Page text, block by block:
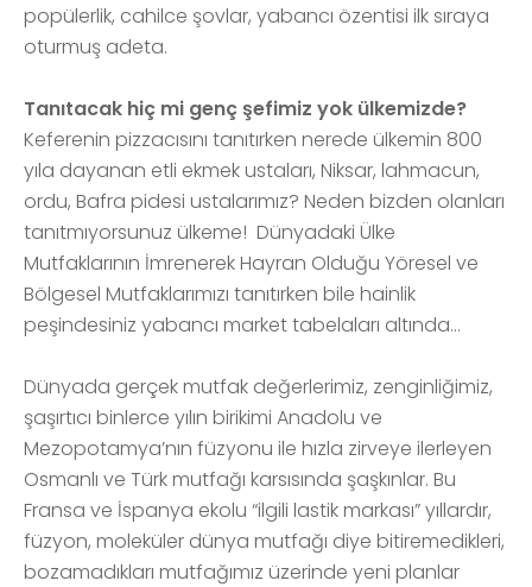
popülerlik, cahilce şovlar, yabancı özentisi ilk sıraya
oturmuş adeta.
Tanıtacak hiç mi genç şefimiz yok ülkemizde?
Keferenin pizzacısını tanıtırken nerede ülkemin 800
yıla dayanan etli ekmek ustaları, Niksar, lahmacun,
ordu, Bafra pidesi ustalarımız? Neden bizden olanları
tanıtmıyorsunuz ülkeme! Dünyadaki Ülke
Mutfaklarının İmrenerek Hayran Olduğu Yöresel ve
Bölgesel Mutfaklarımızı tanıtırken bile hainlik
peşindesiniz yabancı market tabelaları altında...
Dünyada gerçek mutfak değerlerimiz, zenginliğimiz,
şaşırtıcı binlerce yılın birikimi Anadolu ve
Mezopotamya’nın füzyonu ile hızla zirveye ilerleyen
Osmanlı ve Türk mutfağı karsısında şaşkınlar. Bu
Fransa ve İspanya ekolu “ilgili lastik markası” yıllardır,
füzyon, moleküler dünya mutfağı diye bitiremedikleri,
bozamadıkları mutfağımız üzerinde yeni planlar